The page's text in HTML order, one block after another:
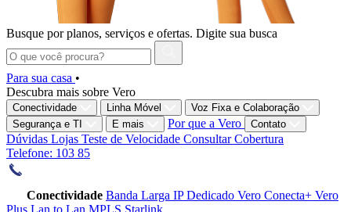
Busque por planos, serviços e ofertas. Digite sua busca
Para sua casa •
Descubra mais sobre Vero
Conectividade Linha Móvel
Voz Fixa e Colaboração
Segurança e TI
E mais Por que a Vero Contato
Dúvidas Lojas Teste de Velocidade Consultar Cobertura
Telefone: 103 85
Conectividade Banda Larga IP Dedicado Vero Conecta+ Vero